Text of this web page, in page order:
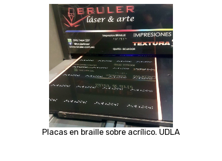
Placas en braille sobre acrílico. UDLA